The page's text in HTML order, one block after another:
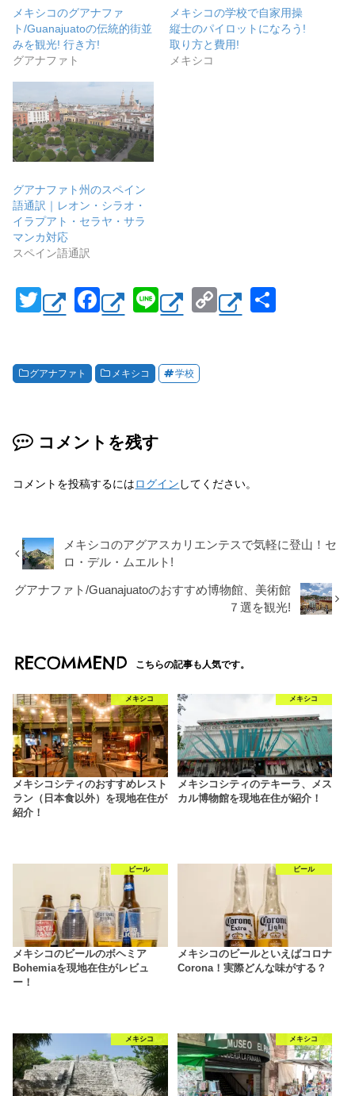
メキシコのグアナファ
ト/Guanajuatoの伝統的街並
みを観光! 行き方!
グアナファト
メキシコの学校で自家用操
縦士のパイロットになろう!
取り方と費用!
メキシコ
グアナファト州のスペイン
語通訳｜レオン・シラオ・
イラプアト・セラヤ・サラ
マンカ対応
スペイン語通訳
T
wi
er
F
a
e
o
k
Li
n
C
o
グアナファト メキシコ 学校
コメントを残す
コメントを投稿するにはログイン してください。
メキシコのアグアスカリエンテスで気軽に登山！セ
ロ・デル・ムエルト!
グアナファト/Guanajuatoのおすすめ博物館、美術館
７選を観光!
RECOMMEND こちらの記事も人気です。
メキシコ
メキシコシティのおすすめレスト
ラン（日本食以外）を現地在住が
紹介！
メキシコ
メキシコシティのテキーラ、メス
カル博物館を現地在住が紹介！
ビール
メキシコのビールのボヘミア
Bohemiaを現地在住がレビュ
ー！
ビール
メキシコのビールといえばコロナ
Corona！実際どんな味がする？
メキシコ メキシコ